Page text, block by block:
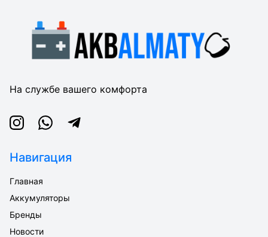
На службе вашего комфорта
InstagramWhatsappTelegram
Навигация
Главная
Аккумуляторы
Бренды
Новости